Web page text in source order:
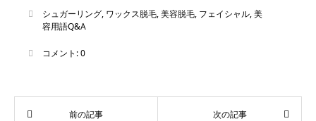
シュガーリング, ワックス脱毛,美容脱毛, フェイシャル,美
容用語Q&A
コメント:0